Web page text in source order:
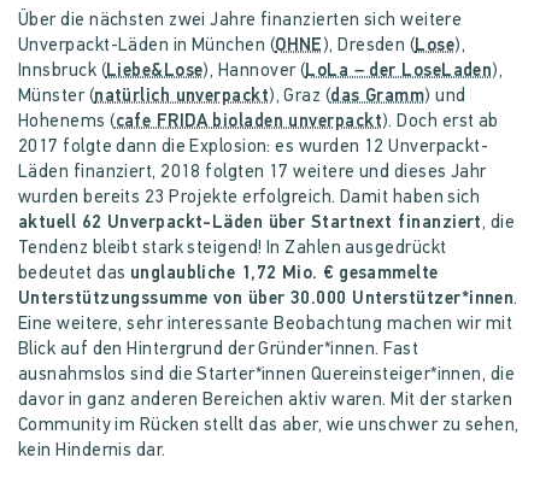
Über die nächsten zwei Jahre finanzierten sich weitere
Unverpackt-Läden in München (OHNE ), Dresden (Lose),
Innsbruck (Liebe&Lose), Hannover (LoLa – der LoseLaden),
Münster (natürlich unverpackt), Graz (das Gramm) und
Hohenems (cafe FRIDA bioladen unverpackt). Doch erst ab
2017 folgte dann die Explosion: es wurden 12 Unverpackt-
Läden finanziert, 2018 folgten 17 weitere und dieses Jahr
wurden bereits 23 Projekte erfolgreich. Damit haben sich
aktuell 62 Unverpackt-Läden über Startnext finanziert, die
Tendenz bleibt stark steigend! In Zahlen ausgedrückt
bedeutet das unglaubliche 1,72 Mio. € gesammelte
Unterstützungssumme von über 30.000 Unterstützer*innen.
Eine weitere, sehr interessante Beobachtung machen wir mit
Blick auf den Hintergrund der Gründer*innen. Fast
ausnahmslos sind die Starter*innen Quereinsteiger*innen, die
davor in ganz anderen Bereichen aktiv waren. Mit der starken
Community im Rücken stellt das aber, wie unschwer zu sehen,
kein Hindernis dar.